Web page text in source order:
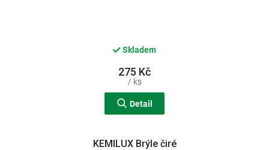
Skladem
275 Kč
/ ks
Detail
KEMILUX Brýle čiré